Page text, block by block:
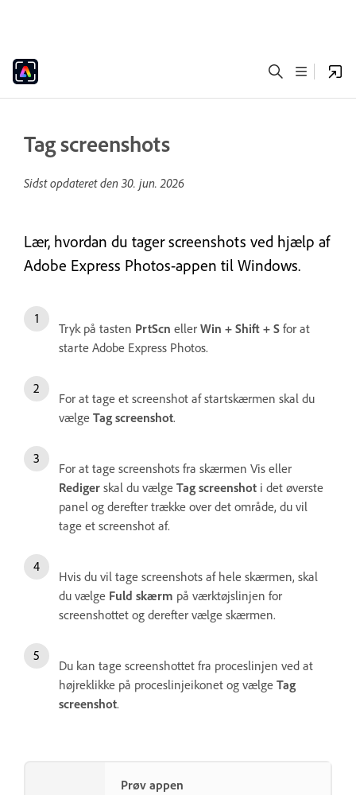
Tag screenshots
Sidst opdateret den 30. jun. 2026
Lær, hvordan du tager screenshots ved hjælp af
Adobe Express Photos-appen til Windows.
Tryk på tasten PrtScn eller Win + Shift + S for at
starte Adobe Express Photos.
For at tage et screenshot af startskærmen skal du
vælge Tag screenshot.
For at tage screenshots fra skærmen Vis eller
Rediger skal du vælge Tag screenshot i det øverste
panel og derefter trække over det område, du vil
tage et screenshot af.
Hvis du vil tage screenshots af hele skærmen, skal
du vælge Fuld skærm på værktøjslinjen for
screenshottet og derefter vælge skærmen.
Du kan tage screenshottet fra proceslinjen ved at
højreklikke på proceslinjeikonet og vælge Tag
screenshot.
Prøv appen